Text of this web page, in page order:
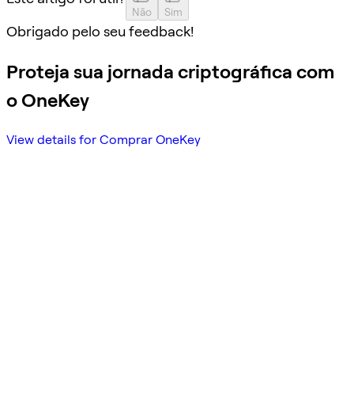
Não Sim
Obrigado pelo seu feedback!
Proteja sua jornada criptográfica com
o OneKey
View details for Comprar OneKey